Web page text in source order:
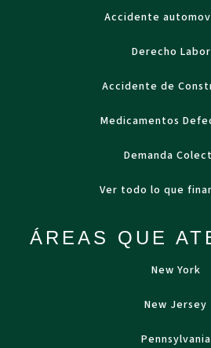
Accidente
Derecho
Accidente de
Medicamentos
Demanda
Ver todo lo que
ÁREAS QUE
New York
New Jersey
Pennsylvania